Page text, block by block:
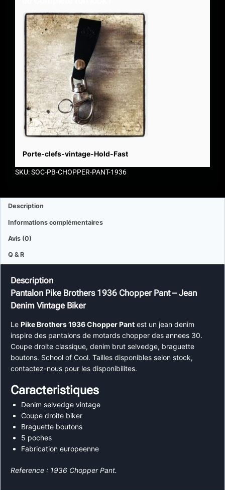
Porte-clefs-vintage-Hold-Fast
SKU: SOC-PB-CHOPPER-PANT-1936
Description
Informations complémentaires
Avis (0)
Q & R
Description
Pantalon Pike Brothers 1936 Chopper Pant – Jean
Denim Vintage Biker
Le Pike Brothers 1936 Chopper Pant est un jean denim
inspire des pantalons de motards chopper des annees 30.
Coupe droite classique, denim brut selvedge, braguette
boutons. School of Cool. Tailles disponibles selon stock,
contactez-nous pour les disponibilites.
Caracteristiques
Denim selvedge vintage
Coupe droite biker
Braguette boutons
5 poches
Fabrication europeenne
Reference : 1936 Chopper Pant.